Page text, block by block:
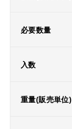
必要数量
入数
重量(販売単位)